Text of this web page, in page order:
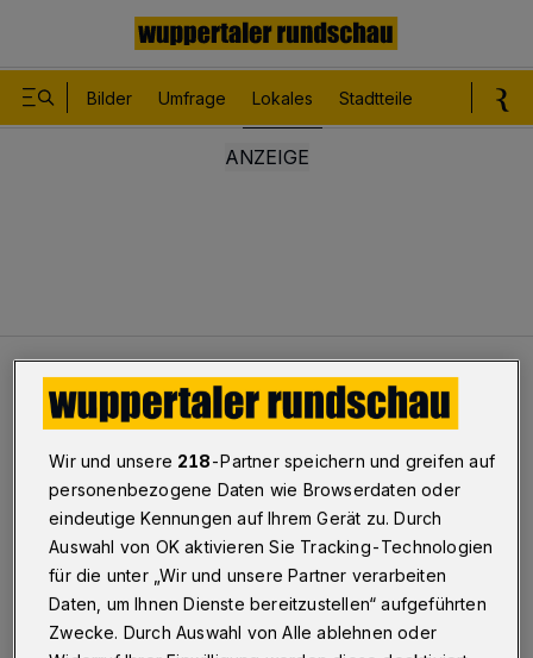
Bilder Umfrage Lokales Stadtteile
Lokales Karneval: Mehr Busse und Schwebebahnen
Karneval: Mehr Busse und
Schwebebahnen
Die Wuppertaler Stadtwerke (WSW) verstärken an den
Karnevalstagen ihr ÖPNV-Angebot. Von
Weiberfastnacht auf Freitag (12./13. Februar 2015)
sowie von Sonntag auf Rosenmontag (15./16. Februar
Wir und unsere 218-Partner speichern und greifen auf
personenbezogene Daten wie Browserdaten oder
eindeutige Kennungen auf Ihrem Gerät zu. Durch
Auswahl von OK aktivieren Sie Tracking-Technologien
für die unter „Wir und unsere Partner verarbeiten
Daten, um Ihnen Dienste bereitzustellen“ aufgeführten
Zwecke. Durch Auswahl von Alle ablehnen oder